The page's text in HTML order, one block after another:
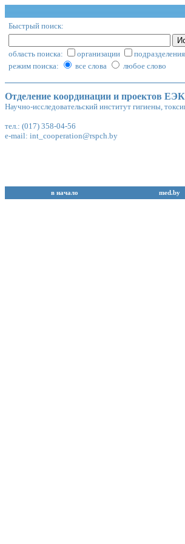
Быстрый поиск:
область поиска: организации подразделения
режим поиска:
все слова любое слово
Отделение координации и проектов ЕЭК
Научно-исследовательский институт гигиены,
тел.: (017) 358-04-56
e-mail: int_cooperation@rspch.by
в начало med.by